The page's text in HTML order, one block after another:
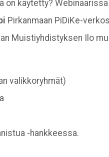
käytetty?
Pirkanmaan PiDiKe-
Muistiyhdistyksen Ilo
valikkoryhmät)
-hankkeessa.